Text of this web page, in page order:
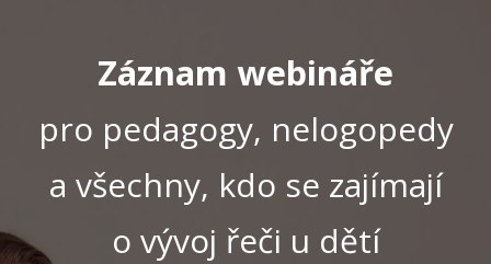
Záznam webináře
pro pedagogy, nelogopedy
a všechny, kdo se zajímají
o vývoj řeči u dětí